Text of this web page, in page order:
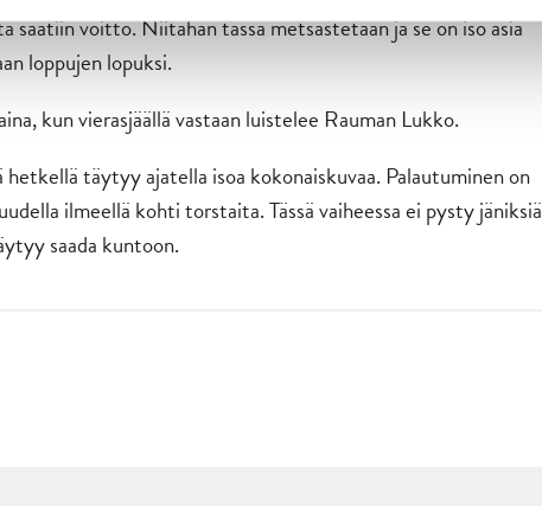
saatiin voitto. Niitähän tässä metsästetään ja se on iso asia
loppujen lopuksi.
kun vierasjäällä vastaan luistelee Rauman Lukko.
täytyy ajatella isoa kokonaiskuvaa. Palautuminen on
ilmeellä kohti torstaita. Tässä vaiheessa ei pysty jäniksiä
saada kuntoon.